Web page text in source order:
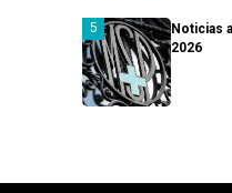
Noticias
2026